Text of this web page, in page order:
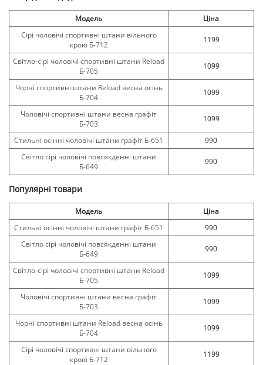
Модель
Ціна
Сірі чоловічі спортивні штани вільного
крою Б-712
1199
Світло-сірі чоловічі спортивні штани Reload
Б-705
1099
Чорні спортивні штани Reload весна осінь
Б-704
1099
Чоловічі спортивні штани весна графіт
Б-703
1099
Стильні осінні чоловічі штани графіт Б-651
990
Світло сірі чоловічі повсякденні штани
Б-649
990
Популярні товари
Модель
Ціна
Стильні осінні чоловічі штани графіт Б-651
990
Світло сірі чоловічі повсякденні штани
Б-649
990
Світло-сірі чоловічі спортивні штани Reload
Б-705
1099
Чоловічі спортивні штани весна графіт
Б-703
1099
Чорні спортивні штани Reload весна осінь
Б-704
1099
Сірі чоловічі спортивні штани вільного
крою Б-712
1199